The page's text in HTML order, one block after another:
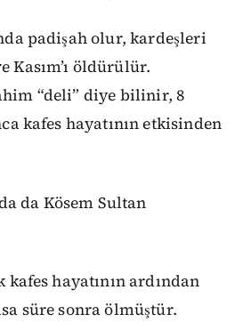
padişah olur, kardeşleri
Kasım’ı öldürülür.
“deli” diye bilinir, 8
kafes hayatının etkisinden
da Kösem Sultan
kafes hayatının ardından
süre sonra ölmüştür.